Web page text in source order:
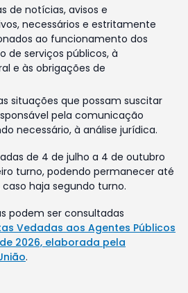
de notícias, avisos e
necessários e estritamente
ao funcionamento dos
de serviços públicos, à
e às obrigações de
situações que possam suscitar
pela comunicação
necessário, à análise jurídica.
de 4 de julho a 4 de outubro
turno, podendo permanecer até
haja segundo turno.
podem ser consultadas
Vedadas aos Agentes Públicos
2026, elaborada pela
.